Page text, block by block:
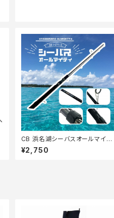
CB 浜名湖シーバスオールマイティ
86【Tオリ】
¥2,750